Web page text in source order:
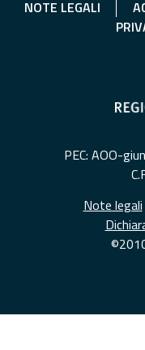
NOTE LEGALI
PEC: AOO-
Note legali